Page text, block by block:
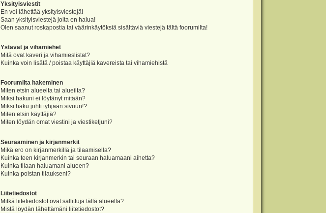
Yksityisviestit
En voi lähettää yksityisviestejä!
Saan yksityisviestejä joita en halua!
Olen saanut roskapostia tai väärinkäytöksiä sisältäviä viestejä tältä foorumilta!
Ystävät ja vihamiehet
Mitä ovat kaveri ja vihamieslistat?
Kuinka voin lisätä / poistaa käyttäjiä kavereista tai vihamiehistä
Foorumilta hakeminen
Miten etsin alueelta tai alueilta?
Miksi hakuni ei löytänyt mitään?
Miksi haku johti tyhjään sivuun!?
Miten etsin käyttäjiä?
Miten löydän omat viestini ja viestiketjuni?
Seuraaminen ja kirjanmerkit
Mikä ero on kirjanmerkillä ja tilaamisella?
Kuinka teen kirjanmerkin tai seuraan haluamaani aihetta?
Kuinka tilaan haluamani alueen?
Kuinka poistan tilaukseni?
Liitetiedostot
Mitkä liitetiedostot ovat sallittuja tällä alueella?
Mistä löydän lähettämäni liitetiedostot?